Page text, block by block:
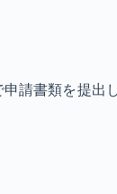
請書類を提出